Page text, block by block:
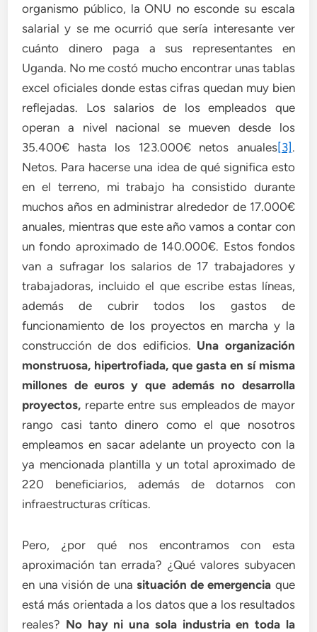
organismo público, la ONU no esconde su escala
salarial y se me ocurrió que sería interesante ver
cuánto dinero paga a sus representantes en
Uganda. No me costó mucho encontrar unas tablas
excel oficiales donde estas cifras quedan muy bien
reflejadas. Los salarios de los empleados que
operan a nivel nacional se mueven desde los
35.400€ hasta los 123.000€ netos anuales[3].
Netos. Para hacerse una idea de qué significa esto
en el terreno, mi trabajo ha consistido durante
muchos años en administrar alrededor de 17.000€
anuales, mientras que este año vamos a contar con
un fondo aproximado de 140.000€. Estos fondos
van a sufragar los salarios de 17 trabajadores y
trabajadoras, incluido el que escribe estas líneas,
además de cubrir todos los gastos de
funcionamiento de los proyectos en marcha y la
construcción de dos edificios. Una organización
monstruosa, hipertrofiada, que gasta en sí misma
millones de euros y que además no desarrolla
proyectos, reparte entre sus empleados de mayor
rango casi tanto dinero como el que nosotros
empleamos en sacar adelante un proyecto con la
ya mencionada plantilla y un total aproximado de
220 beneficiarios, además de dotarnos con
infraestructuras críticas.
Pero, ¿por qué nos encontramos con esta
aproximación tan errada? ¿Qué valores subyacen
en una visión de una situación de emergencia que
está más orientada a los datos que a los resultados
reales? No hay ni una sola industria en toda la